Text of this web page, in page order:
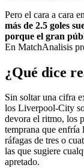
Pero el cara a cara
más de 2.5 goles
porque el gran
En MatchAnalisis
¿Qué dice
Sin soltar una cifra
los Liverpool-City
devora el ritmo, los
temprana que enfría
ráfagas de tres o
las que sugiere
apretado.